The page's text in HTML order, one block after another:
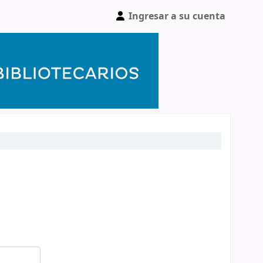
Ingresar a su cuenta